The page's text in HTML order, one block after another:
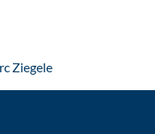
Ziegele: Per E-Mail